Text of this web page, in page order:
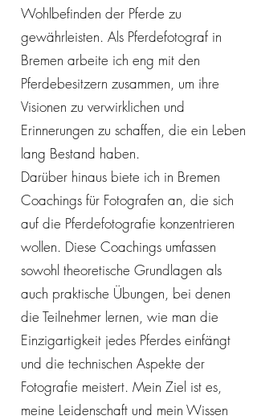
Wohlbefinden der Pferde zu
gewährleisten. Als Pferdefotograf in
Bremen arbeite ich eng mit den
Pferdebesitzern zusammen, um ihre
Visionen zu verwirklichen und
Erinnerungen zu schaffen, die ein Leben
lang Bestand haben.
Darüber hinaus biete ich in Bremen
Coachings für Fotografen an, die sich
auf die Pferdefotografie konzentrieren
wollen. Diese Coachings umfassen
sowohl theoretische Grundlagen als
auch praktische Übungen, bei denen
die Teilnehmer lernen, wie man die
Einzigartigkeit jedes Pferdes einfängt
und die technischen Aspekte der
Fotografie meistert. Mein Ziel ist es,
meine Leidenschaft und mein Wissen